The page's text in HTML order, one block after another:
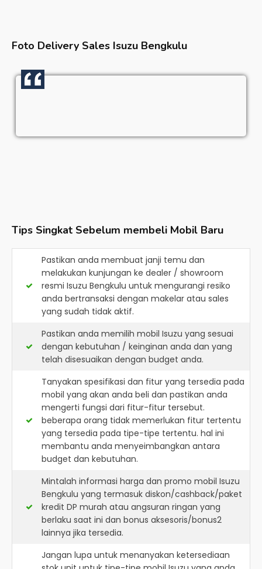
Foto Delivery Sales Isuzu Bengkulu
Tips Singkat Sebelum membeli Mobil Baru
Pastikan anda membuat janji temu dan
melakukan kunjungan ke dealer / showroom
resmi Isuzu Bengkulu untuk mengurangi resiko
anda bertransaksi dengan makelar atau sales
yang sudah tidak aktif.
Pastikan anda memilih mobil Isuzu yang sesuai
dengan kebutuhan / keinginan anda dan yang
telah disesuaikan dengan budget anda.
Tanyakan spesifikasi dan fitur yang tersedia pada
mobil yang akan anda beli dan pastikan anda
mengerti fungsi dari fitur-fitur tersebut.
beberapa orang tidak memerlukan fitur tertentu
yang tersedia pada tipe-tipe tertentu. hal ini
membantu anda menyeimbangkan antara
budget dan kebutuhan.
Mintalah informasi harga dan promo mobil Isuzu
Bengkulu yang termasuk diskon/cashback/paket
kredit DP murah atau angsuran ringan yang
berlaku saat ini dan bonus aksesoris/bonus2
lainnya jika tersedia.
Jangan lupa untuk menanyakan ketersediaan